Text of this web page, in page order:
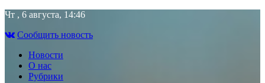
Skip
content
Чт , 6 августа, 14:46
Сообщить новость
Новости
О нас
Рубрики